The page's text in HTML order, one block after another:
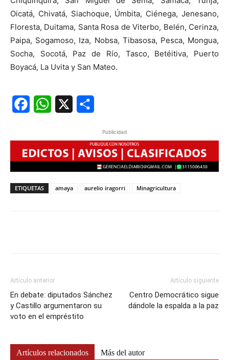
Oicatá, Chivatá, Siachoque, Úmbita, Ciénega, Jenesano,
Floresta, Duitama, Santa Rosa de Viterbo, Belén, Cerinza,
Paipa, Sogamoso, Iza, Nobsa, Tibasosa, Pesca, Mongua,
Socha, Socotá, Paz de Río, Tasco, Betéitiva, Puerto
Boyacá, La Uvita y San Mateo.
FacebookWhatsApp
Publicidad
ETIQUETAS amaya aurelio iragorri Minagricultura
Artículo anterior
En debate: diputados Sánchez
y Castillo argumentaron su
voto en el empréstito
Artículo siguiente
Centro Democrático sigue
dándole la espalda a la paz
Artículos relacionados Más del autor